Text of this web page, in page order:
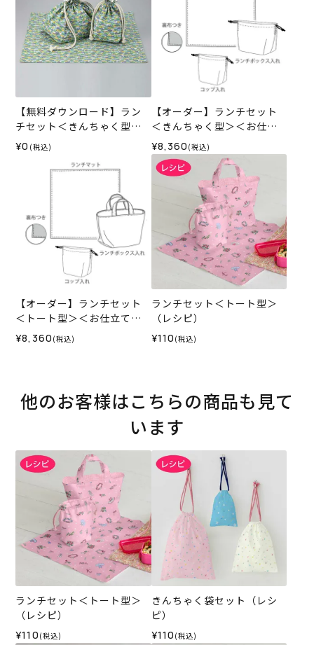
【無料ダウンロード】ラン
チセット＜きんちゃく型＞
（レシピ）
¥0 (税込)
【オーダー】ランチセット
＜きんちゃく型＞＜お仕立
て代＞
¥8,360 (税込)
【オーダー】ランチセット
＜トート型＞＜お仕立て代
＞
¥8,360 (税込)
ランチセット＜トート型＞
（レシピ）
¥110 (税込)
他のお客様はこちらの商品も見て
います
ランチセット＜トート型＞
（レシピ）
¥110 (税込)
きんちゃく袋セット（レシ
ピ）
¥110 (税込)